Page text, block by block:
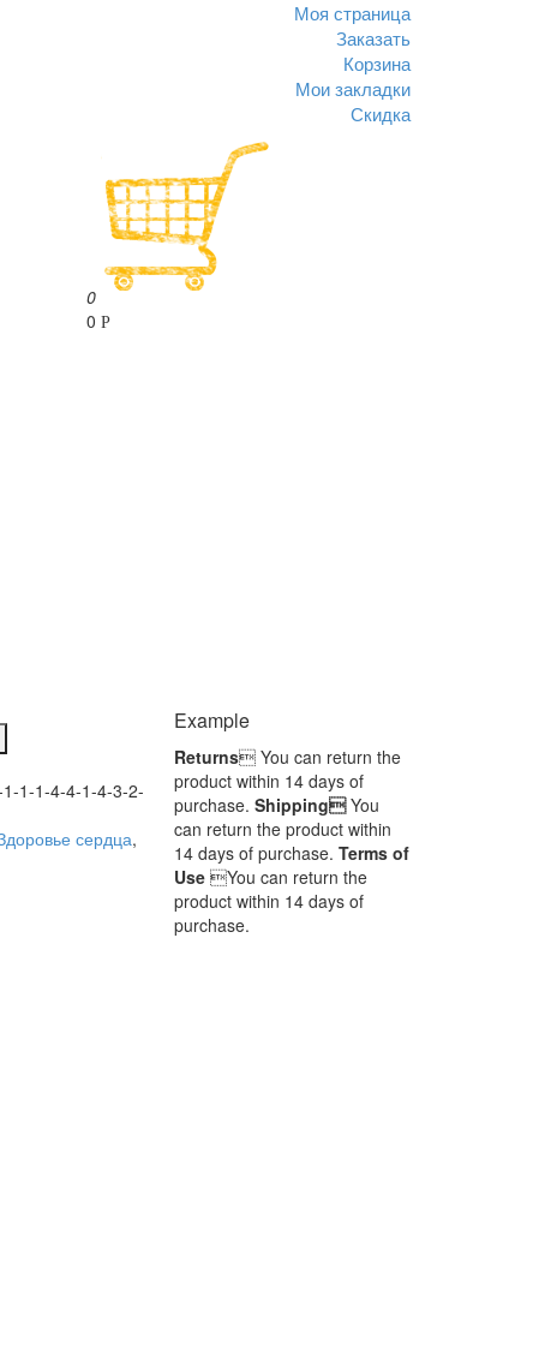
Моя страница
Заказать
Корзина
Мои закладки
Скидка
0
0 Р
1-1-4-4-1-4-3-2-
сердца,
Example
Returns You can return the
product within 14 days of
purchase. ShippingYou
can return the product within
14 days of purchase. Terms of
UseYou can return the
product within 14 days of
purchase.